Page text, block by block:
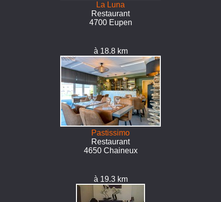
La Luna
Restaurant
4700 Eupen
à 18.8 km
Pastissimo
Restaurant
4650 Chaineux
à 19.3 km